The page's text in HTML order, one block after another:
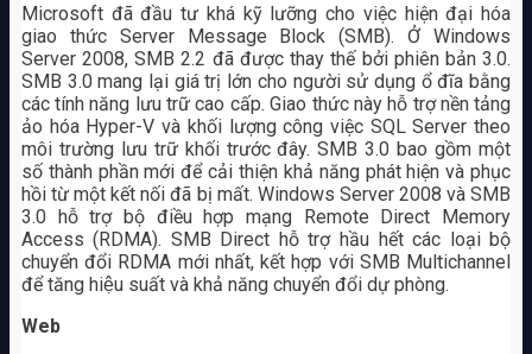
Microsoft đã đầu tư khá kỹ lưỡng cho việc hiện đại hóa
giao thức Server Message Block (SMB). Ở Windows
Server 2008, SMB 2.2 đã được thay thế bởi phiên bản 3.0.
SMB 3.0 mang lại giá trị lớn cho người sử dụng ổ đĩa bằng
các tính năng lưu trữ cao cấp. Giao thức này hỗ trợ nền tảng
ảo hóa Hyper-V và khối lượng công việc SQL Server theo
môi trường lưu trữ khối trước đây. SMB 3.0 bao gồm một
số thành phần mới để cải thiện khả năng phát hiện và phục
hồi từ một kết nối đã bị mất. Windows Server 2008 và SMB
3.0 hỗ trợ bộ điều hợp mạng Remote Direct Memory
Access (RDMA). SMB Direct hỗ trợ hầu hết các loại bộ
chuyển đổi RDMA mới nhất, kết hợp với SMB Multichannel
để tăng hiệu suất và khả năng chuyển đổi dự phòng.
Web